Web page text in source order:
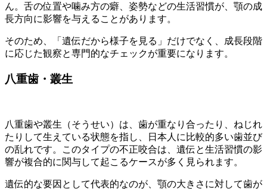
ん。舌の位置や噛み方の癖、姿勢などの生活習慣が、顎の成
長方向に影響を与えることがあります。
そのため、「遺伝だから様子を見る」だけでなく、成長段階
に応じた観察と専門的なチェックが重要になります。
八重歯・叢生
八重歯や叢生（そうせい）は、歯が重なり合ったり、ねじれ
たりして生えている状態を指し、日本人に比較的多い歯並び
の乱れです。このタイプの不正咬合は、遺伝と生活習慣の影
響が複合的に関与して起こるケースが多く見られます。
遺伝的な要因として代表的なのが、顎の大きさに対して歯が